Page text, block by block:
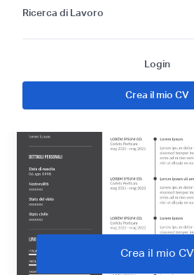
Ricerca di Lavoro
Login
Crea il mio CV
Guida 2025
Crea il mio CV